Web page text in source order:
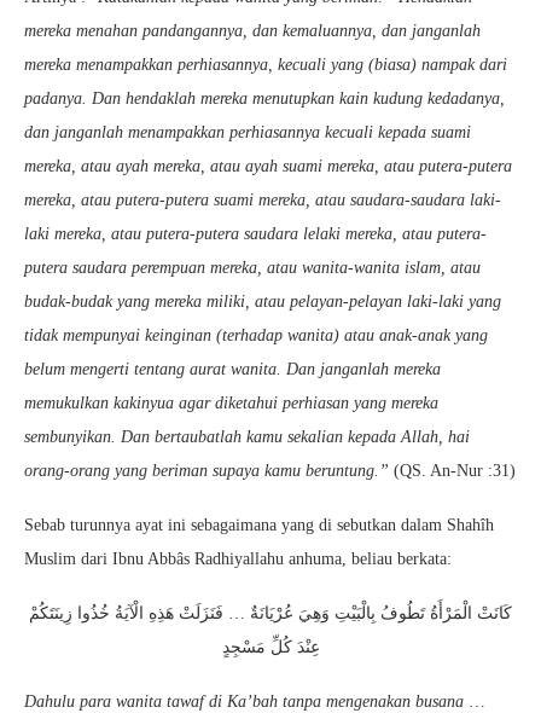
mereka menahan pandangannya, dan kemaluannya, dan janganlah
mereka menampakkan perhiasannya, kecuali yang (biasa) nampak dari
padanya. Dan hendaklah mereka menutupkan kain kudung kedadanya,
dan janganlah menampakkan perhiasannya kecuali kepada suami
mereka, atau ayah mereka, atau ayah suami mereka, atau putera-putera
mereka, atau putera-putera suami mereka, atau saudara-saudara laki-
laki mereka, atau putera-putera saudara lelaki mereka, atau putera-
putera saudara perempuan mereka, atau wanita-wanita islam, atau
budak-budak yang mereka miliki, atau pelayan-pelayan laki-laki yang
tidak mempunyai keinginan (terhadap wanita) atau anak-anak yang
belum mengerti tentang aurat wanita. Dan janganlah mereka
memukulkan kakinyua agar diketahui perhiasan yang mereka
sembunyikan. Dan bertaubatlah kamu sekalian kepada Allah, hai
orang-orang yang beriman supaya kamu beruntung.” (QS. An-Nur :31)
Sebab turunnya ayat ini sebagaimana yang di sebutkan dalam Shahîh
Muslim dari Ibnu Abbâs Radhiyallahu anhuma, beliau berkata:
كَانَتْ الْمَرْأَةُ تَطُوفُ بِالْبَيْتِ وَهِيَ عُرْيَانَةٌ … فَنَزَلَتْ هَذِهِ الْآيَةُ خُذُوا زِينَتَكُمْ
عِنْدَ كُلِّ مَسْجِدٍ
Dahulu para wanita tawaf di Ka’bah tanpa mengenakan busana …